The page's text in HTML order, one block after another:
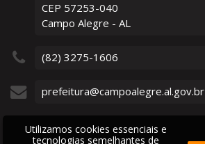
CEP 57253-040
Campo Alegre - AL
(82) 3275-1606
prefeitura@campoalegre.al.gov.br
Utilizamos cookies essenciais e
tecnologias semelhantes de